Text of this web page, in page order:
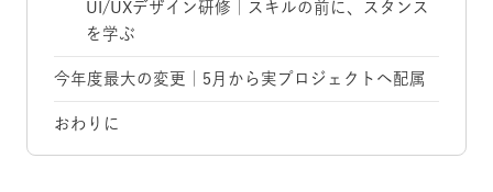
UI/UXデザイン研修｜スキルの前に、スタンス
を学ぶ
今年度最大の変更｜5月から実プロジェクトへ配属
おわりに